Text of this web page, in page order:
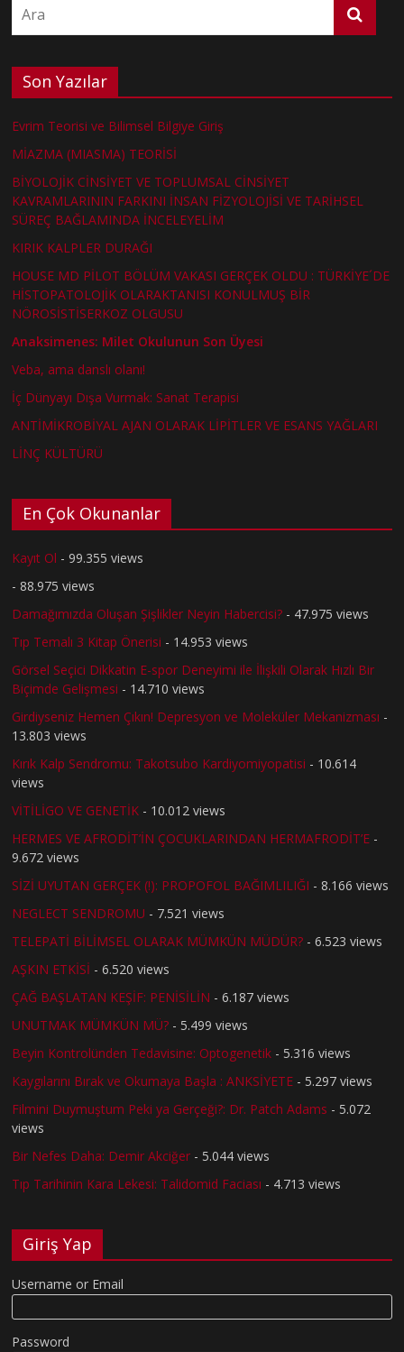
Son Yazılar
Evrim Teorisi ve Bilimsel Bilgiye Giriş
MİAZMA (MIASMA) TEORİSİ
BİYOLOJİK CİNSİYET VE TOPLUMSAL CİNSİYET
KAVRAMLARININ FARKINI İNSAN FİZYOLOJİSİ VE TARİHSEL
SÜREÇ BAĞLAMINDA İNCELEYELİM
KIRIK KALPLER DURAĞI
HOUSE MD PİLOT BÖLÜM VAKASI GERÇEK OLDU : TÜRKİYE´DE
HİSTOPATOLOJİK OLARAKTANISI KONULMUŞ BİR
NÖROSİSTİSERKOZ OLGUSU
Anaksimenes: Milet Okulunun Son Üyesi
Veba, ama danslı olanı!
İç Dünyayı Dışa Vurmak: Sanat Terapisi
ANTİMİKROBİYAL AJAN OLARAK LİPİTLER VE ESANS YAĞLARI
LİNÇ KÜLTÜRÜ
En Çok Okunanlar
Kayıt Ol - 99.355 views
- 88.975 views
Damağımızda Oluşan Şişlikler Neyin Habercisi? - 47.975 views
Tıp Temalı 3 Kitap Önerisi - 14.953 views
Görsel Seçici Dikkatin E-spor Deneyimi ile İlişkili Olarak Hızlı Bir
Biçimde Gelişmesi - 14.710 views
Girdiyseniz Hemen Çıkın! Depresyon ve Moleküler Mekanizması -
13.803 views
Kırık Kalp Sendromu: Takotsubo Kardiyomiyopatisi - 10.614
views
VİTİLİGO VE GENETİK - 10.012 views
HERMES VE AFRODİT’İN ÇOCUKLARINDAN HERMAFRODİT’E -
9.672 views
SİZİ UYUTAN GERÇEK (!): PROPOFOL BAĞIMLILIĞI - 8.166 views
NEGLECT SENDROMU - 7.521 views
TELEPATİ BİLİMSEL OLARAK MÜMKÜN MÜDÜR? - 6.523 views
AŞKIN ETKİSİ - 6.520 views
ÇAĞ BAŞLATAN KEŞİF: PENİSİLİN - 6.187 views
UNUTMAK MÜMKÜN MÜ? - 5.499 views
Beyin Kontrolünden Tedavisine: Optogenetik - 5.316 views
Kaygılarını Bırak ve Okumaya Başla : ANKSİYETE - 5.297 views
Filmini Duymuştum Peki ya Gerçeği?: Dr. Patch Adams - 5.072
views
Bir Nefes Daha: Demir Akciğer - 5.044 views
Tıp Tarihinin Kara Lekesi: Talidomid Faciası - 4.713 views
Giriş Yap
Username or Email
Password